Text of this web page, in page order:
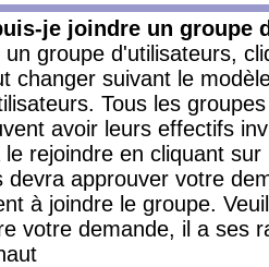
je joindre un groupe
un groupe d'utilisateurs,
changer suivant le
Tous les
avoir leurs effectifs
rejoindre en cliquant
devra approuver votre
à joindre le groupe.
votre demande, il a ses